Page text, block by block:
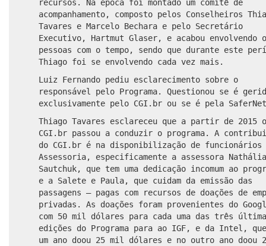
recursos. Na época foi montado um comitê de
acompanhamento, composto pelos Conselheiros
Tavares e Marcelo Bechara e pelo Secretário
Executivo, Hartmut Glaser, e acabou envolvendo
pessoas com o tempo, sendo que durante este
Thiago foi se envolvendo cada vez mais.
Luiz Fernando pediu esclarecimento sobre o
responsável pelo Programa. Questionou se é
exclusivamente pelo CGI.br ou se é pela
Thiago Tavares esclareceu que a partir de 2015 o
CGI.br passou a conduzir o programa. A
do CGI.br é na disponibilização de funcionários
Assessoria, especificamente a assessora Nathália
Sautchuk, que tem uma dedicação incomum ao
e a Salete e Paula, que cuidam da emissão das
passagens – pagas com recursos de doações de
privadas. As doações foram provenientes do
com 50 mil dólares para cada uma das três
edições do Programa para ao IGF, e da Intel, que
um ano doou 25 mil dólares e no outro ano doou